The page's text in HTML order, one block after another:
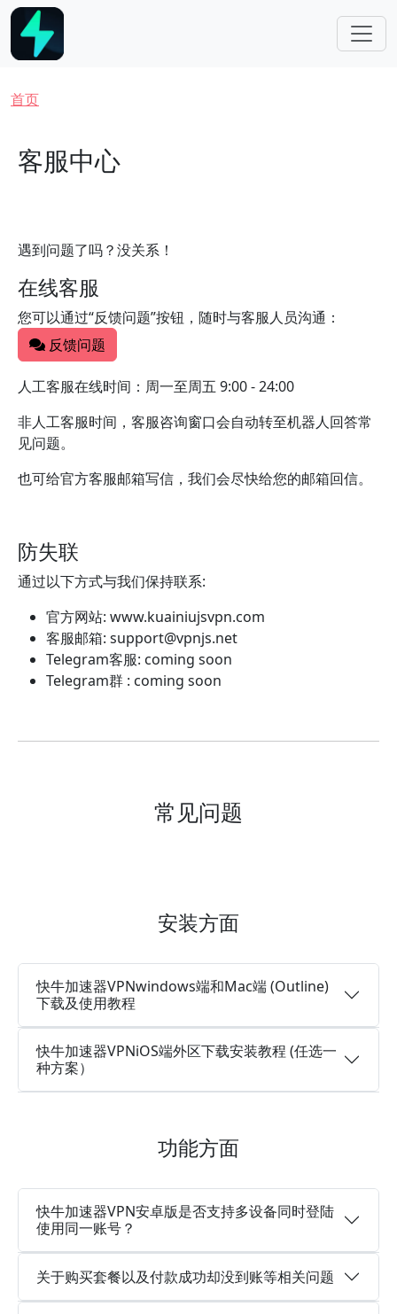
跳转到主要内容
面包屑
首页
客服中心
遇到问题了吗？没关系！
在线客服
您可以通过“反馈问题”按钮，随时与客服人员沟通：
反馈问题
人工客服在线时间：周一至周五 9:00 - 24:00
非人工客服时间，客服咨询窗口会自动转至机器人回答常
见问题。
也可给官方客服邮箱写信，我们会尽快给您的邮箱回信。
防失联
通过以下方式与我们保持联系:
官方网站: www.kuainiujsvpn.com
客服邮箱: support@vpnjs.net
Telegram客服: coming soon
Telegram群 : coming soon
常见问题
安装方面
快牛加速器VPNwindows端和Mac端 (Outline)
下载及使用教程
快牛加速器VPNiOS端外区下载安装教程 (任选一
种方案）
功能方面
快牛加速器VPN安卓版是否支持多设备同时登陆
使用同一账号？
关于购买套餐以及付款成功却没到账等相关问题